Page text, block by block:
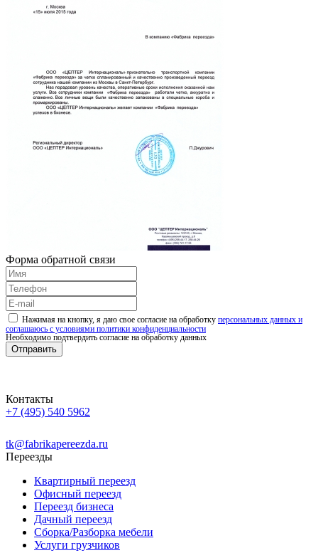
Форма обратной связи
Нажимая на кнопку, я даю свое согласие на обработку персональных данных и
соглашаюсь с условиями политики конфиденциальности
Необходимо подтвердить согласие на обработку данных
Отправить
Контакты
+7 (495) 540 5962
tk@fabrikapereezda.ru
Переезды
Квартирный переезд
Офисный переезд
Переезд бизнеса
Дачный переезд
Сборка/Разборка мебели
Услуги грузчиков